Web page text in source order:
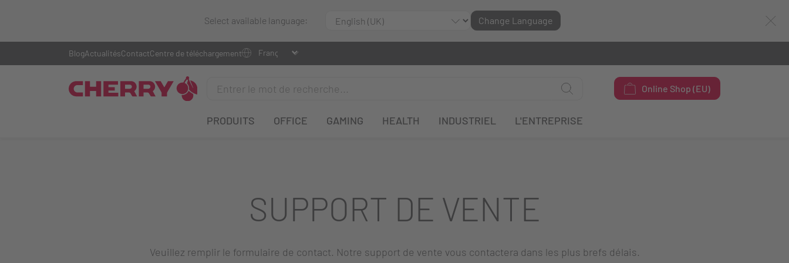
Select available language: Change Language
Online Shop (EU)
PRODUITS OFFICE GAMING HEALTH INDUSTRIEL L'ENTREPRISE
BlogActualitésContactCentre de téléchargement
SUPPORT DE VENTE
Veuillez remplir le formulaire de contact. Notre support de vente vous contactera dans les plus brefs délais.